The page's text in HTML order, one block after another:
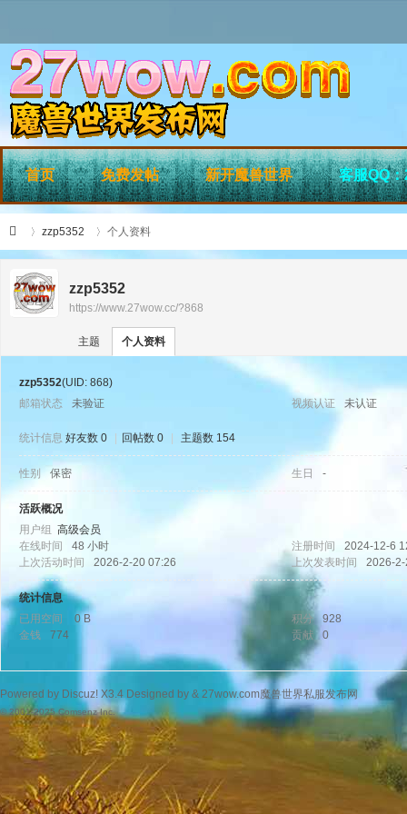
首页 免费发帖 新开魔兽世界 客服QQ
›
zzp5352
›
个人资料
zzp5352
https://www.27wow.cc/?868
主题 个人资料
zzp5352(UID: 868)
邮箱状态
未验证 视频认证 未认证
统计信息 好友数 0 回帖数 0 主题数 154
性别 保密 生日 -
活跃概况
用户组 高级会员
在线时间
48 小时 注册时间
2024-12-6
上次活动时间
2026-2-20 07:26 上次发表时间 2026-
统计信息
已用空间
0 B 积分
928
金钱
774 贡献 0
Powered by Discuz! X3.4 Designed by & 27wow.com魔兽世界私服发布网
© 2001-2025Comsenz Inc.